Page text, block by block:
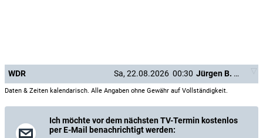
WDR Sa, 22.08.2026 00:30 Jürgen B. Hausmann - "Wie jeht et? - Et jeht!"
Daten & Zeiten kalendarisch. Alle Angaben ohne Gewähr auf Vollständigkeit.
Ich möchte vor dem nächsten TV-Termin kostenlos
per E-Mail benachrichtigt werden: